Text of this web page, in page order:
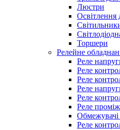
Люстри
Освітлення
Торшери
Релейне
Реле
Реле
Реле
Реле
Реле
Реле
Обмежувачі
Реле